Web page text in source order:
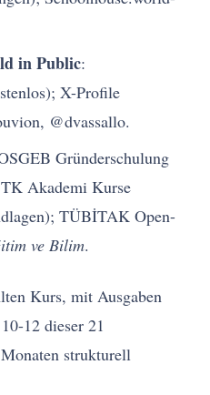
in Public:
X-Profile
@dvassallo.
Gründerschulung
Akademi Kurse
TÜBİTAK Open-
ve Bilim.
Kurs, mit Ausgaben
12 dieser 21
strukturell